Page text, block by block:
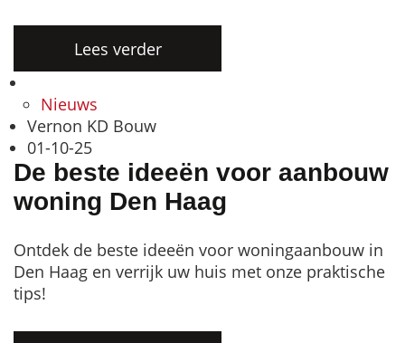
Lees verder
Nieuws
Vernon KD Bouw
01-10-25
De beste ideeën voor aanbouw
woning Den Haag
Ontdek de beste ideeën voor woningaanbouw in
Den Haag en verrijk uw huis met onze praktische
tips!